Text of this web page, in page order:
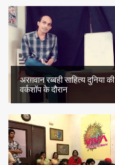
अरग़वान रब्बही साहित्य दुनिया की
वर्कशॉप के दौरान